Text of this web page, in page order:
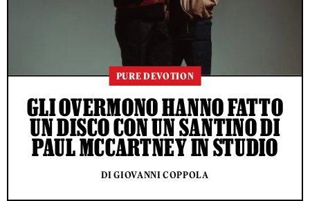
PURE DEVOTION
GLI OVERMONO HANNO FATTO
UN DISCO CON UN SANTINO DI
PAUL MCCARTNEY IN STUDIO
DI GIOVANNI COPPOLA